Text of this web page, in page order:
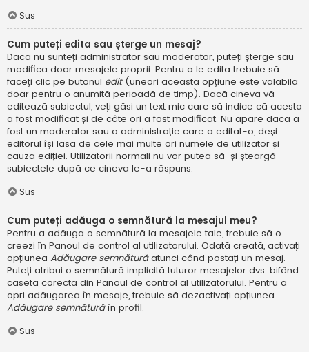
Sus
Cum puteți edita sau șterge un mesaj?
Dacă nu sunteți administrator sau moderator, puteți șterge sau
modifica doar mesajele proprii. Pentru a le edita trebuie să
faceți clic pe butonul edit (uneori această opțiune este valabilă
doar pentru o anumită perioadă de timp). Dacă cineva vă
editează subiectul, veți găsi un text mic care să indice că acesta
a fost modificat și de câte ori a fost modificat. Nu apare dacă a
fost un moderator sau o administrație care a editat-o, deși
editorul își lasă de cele mai multe ori numele de utilizator și
cauza ediției. Utilizatorii normali nu vor putea să-și șteargă
subiectele după ce cineva le-a răspuns.
Sus
Cum puteți adăuga o semnătură la mesajul meu?
Pentru a adăuga o semnătură la mesajele tale, trebuie să o
creezi în Panoul de control al utilizatorului. Odată creată, activați
opțiunea Adăugare semnăturăatunci când postați un mesaj.
Puteți atribui o semnătură implicită tuturor mesajelor dvs. bifând
caseta corectă din Panoul de control al utilizatorului. Pentru a
opri adăugarea în mesaje, trebuie să dezactivați opțiunea
Adăugare semnăturăîn profil.
Sus